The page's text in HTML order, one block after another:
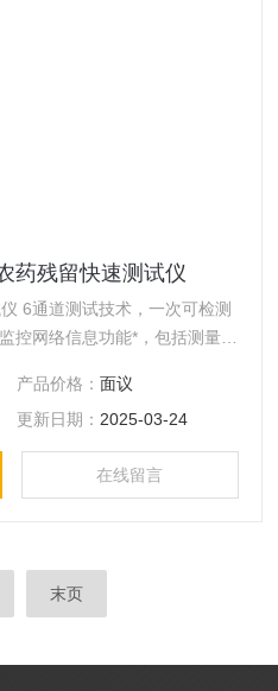
药残留快速测试仪
6通道测试技术，一次可检测
汽车电源接口
检测车或携至市场、田间地头
产品价格： 面议
更新日期： 2025-03-24
在线留言
末页